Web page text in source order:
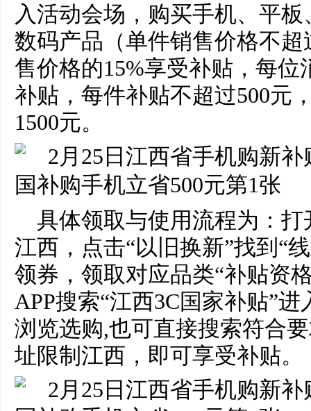
入活动会场，购买手机、平
数码产品（单件销售价格不超
售价格的15%享受补贴，每位
补贴，每件补贴不超过500元
1500元。
具体领取与使用流程为：
江西，点击“以旧换新”找到“
领券，领取对应品类“补贴资
APP搜索“江西3C国家补贴”
浏览选购,也可直接搜索符合
址限制江西，即可享受补贴。